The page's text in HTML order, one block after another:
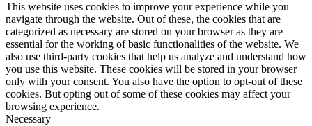
This website uses cookies to improve your experience while you
navigate through the website. Out of these, the cookies that are
categorized as necessary are stored on your browser as they are
essential for the working of basic functionalities of the website. We
also use third-party cookies that help us analyze and understand how
you use this website. These cookies will be stored in your browser
only with your consent. You also have the option to opt-out of these
cookies. But opting out of some of these cookies may affect your
browsing experience.
Necessary